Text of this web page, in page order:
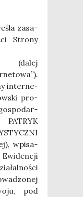
zasa­
Stro­ny
(dalej
inter­ne­
pro­
wpi­sa­
pod